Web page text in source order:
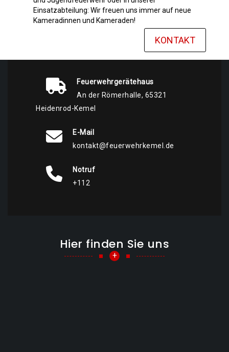
Einsatzabteilung: Wir freuen uns immer auf neue
Kameradinnen und Kameraden!
KONTAKT
Feuerwehrgerätehaus
An der Römerhalle, 65321
Heidenrod-Kemel
E-Mail
kontakt@feuerwehrkemel.de
Notruf
+112
Hier finden Sie uns
+